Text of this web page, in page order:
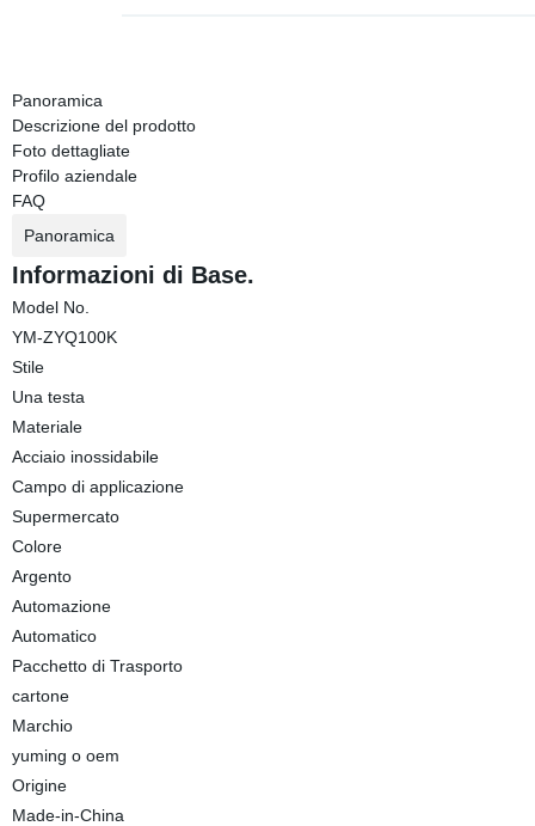
Panoramica
Descrizione del prodotto
Foto dettagliate
Profilo aziendale
FAQ
Panoramica
Informazioni di Base.
Model No.
YM-ZYQ100K
Stile
Una testa
Materiale
Acciaio inossidabile
Campo di applicazione
Supermercato
Colore
Argento
Automazione
Automatico
Pacchetto di Trasporto
cartone
Marchio
yuming o oem
Origine
Made-in-China